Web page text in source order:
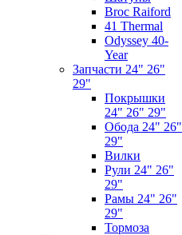
Broc Raiford
41 Thermal
Odyssey 40-
Year
Запчасти 24" 26"
29"
Покрышки
24" 26" 29"
Обода 24" 26"
29"
Вилки
Рули 24" 26"
29"
Рамы 24" 26"
29"
Тормоза